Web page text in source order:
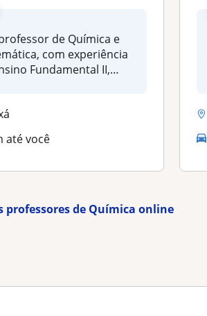
de Química e
com experiência
Fundamental II,
até você
professores de Química online